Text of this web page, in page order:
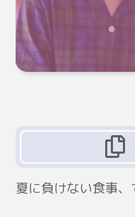
夏に負けない食事、